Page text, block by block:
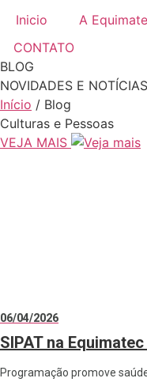
Inicio A
CONTATO
BLOG
NOVIDADES E NOTÍCIAS
Início / Blog
Culturas e Pessoas
VEJA MAIS
06/04/2026
SIPAT na
Programação promove